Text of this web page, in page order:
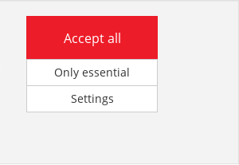
Anmeldung für Kunden
Accept all
Only essential
Settings